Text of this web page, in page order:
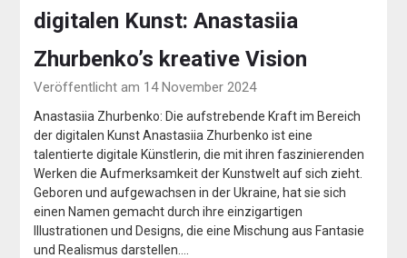
digitalen Kunst: Anastasiia
Zhurbenko’s kreative Vision
Veröffentlicht am 14 November 2024
Anastasiia Zhurbenko: Die aufstrebende Kraft im Bereich
der digitalen Kunst Anastasiia Zhurbenko ist eine
talentierte digitale Künstlerin, die mit ihren faszinierenden
Werken die Aufmerksamkeit der Kunstwelt auf sich zieht.
Geboren und aufgewachsen in der Ukraine, hat sie sich
einen Namen gemacht durch ihre einzigartigen
Illustrationen und Designs, die eine Mischung aus Fantasie
und Realismus darstellen….